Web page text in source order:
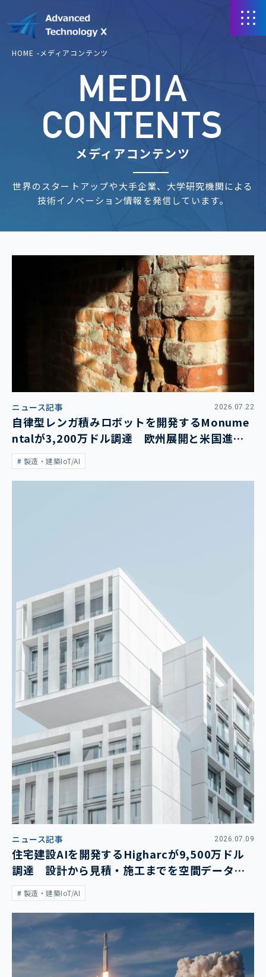
HOME メディアコンテンツ
MEDIA
CONTENTS
メディアコンテンツ
世界のスタートアップや大手企業、大学研究機関による
技術イノベーション情報を発信しています。
ニュース記事 2026.07.22
自律型レンガ積みロボットを開発するMonume
ntalが3,200万ドル調達 欧州展開と米国進出
を加速
製造・建築IoT/AI
ニュース記事 2026.07.09
住宅建設AIを開発するHigharcが9,500万ドル
調達 設計から見積・施工までを空間データで
統合へ
製造・建築IoT/AI